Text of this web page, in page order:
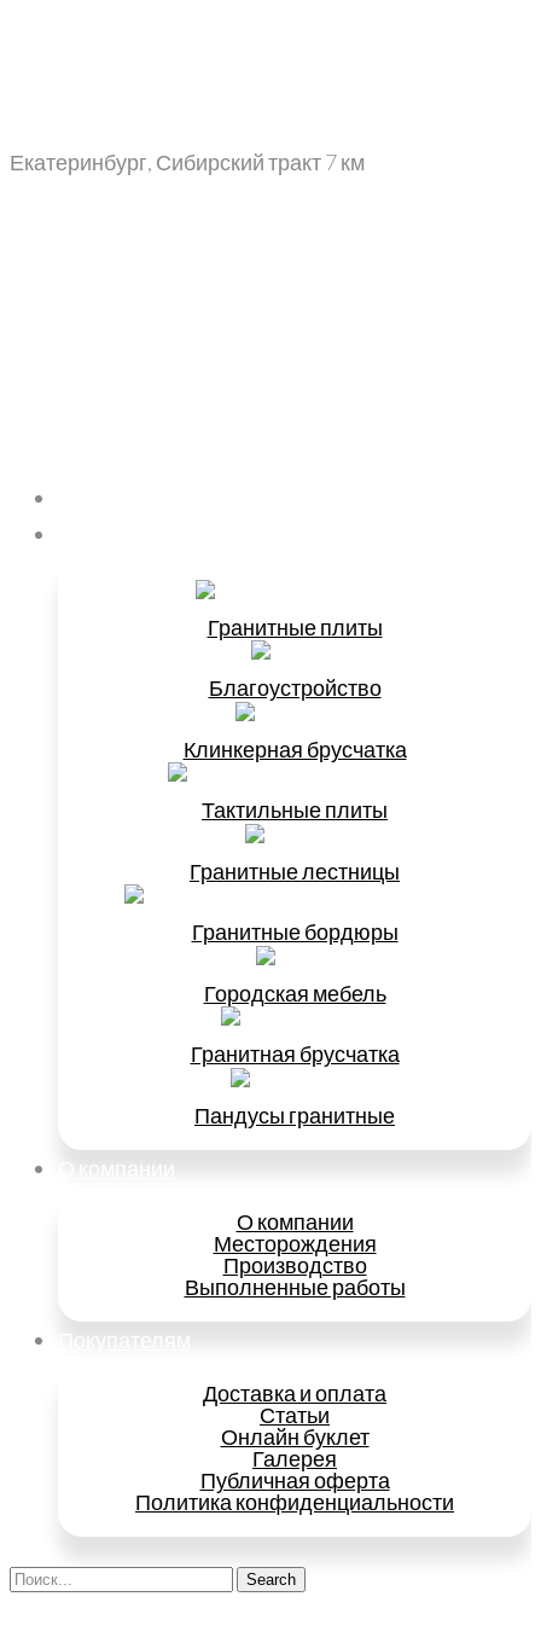
Екатеринбург, Сибирский тракт 7 км
Main
Menu
Гранитные плиты
Благоустройство
Клинкерная брусчатка
Тактильные плиты
Гранитные лестницы
Гранитные бордюры
Городская мебель
Гранитная брусчатка
Пандусы гранитные
О компании
О компании
Месторождения
Производство
Выполненные работы
Покупателям
Доставка и оплата
Статьи
Онлайн буклет
Галерея
Публичная оферта
Политика конфиденциальности
Search